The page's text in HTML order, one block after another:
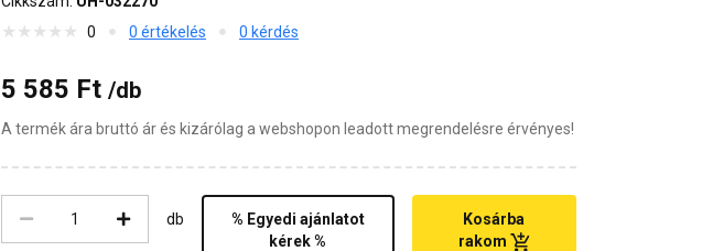
0
0 értékelés 0 kérdés
5 585 Ft /db
A termék ára bruttó ár és kizárólag a webshopon leadott megrendelésre érvényes!
db
% Egyedi ajánlatot
kérek %
Kosárba
rakom